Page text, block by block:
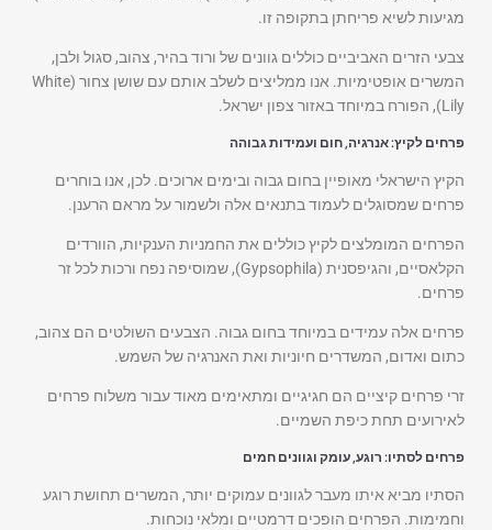
מגיעות לשיא פריחתן בתקופה זו.
צבעי הזרים האביביים כוללים גוונים של ורוד בהיר, צהוב, סגול ולבן,
המשרים אופטימיות. אנו ממליצים לשלב אותם עם שושן צחור (White
Lily), הפורח במיוחד באזור צפון ישראל.
פרחים לקיץ: אנרגיה, חום ועמידות גבוהה
הקיץ הישראלי מאופיין בחום גבוה ובימים ארוכים. לכן, אנו בוחרים
פרחים שמסוגלים לעמוד בתנאים אלה ולשמור על מראם הרענן.
הפרחים המומלצים לקיץ כוללים את החמניות הענקיות, הוורדים
הקלאסיים, והגיפסנית (Gypsophila), שמוסיפה נפח ורכות לכל זר
פרחים.
פרחים אלה עמידים במיוחד בחום גבוה. הצבעים השולטים הם צהוב,
כתום ואדום, המשדרים חיוניות ואת האנרגיה של השמש.
זרי פרחים קיציים הם חגיגיים ומתאימים מאוד עבור משלוח פרחים
לאירועים תחת כיפת השמיים.
פרחים לסתיו: רוגע, עומק וגוונים חמים
הסתיו מביא איתו מעבר לגוונים עמוקים יותר, המשרים תחושת רוגע
וחמימות. הפרחים הופכים דרמטיים ומלאי נוכחות.